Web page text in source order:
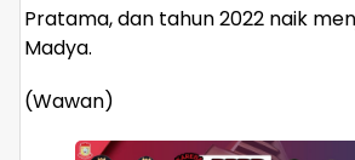
Pratama, dan tahun 2022 naik
Madya.
(Wawan)